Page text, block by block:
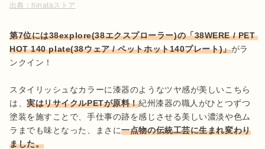
出典： hinataストア
第7位には38explore(38エクスプローラー)の「38WERE / PET
HOT 140 plate(38ウェア / ペットホット140プレート)」がラ
ンクイン！
スタイリッシュなカラーに漆器のようなツヤ感が美しいこちら
は、実はリサイクルPETが原料！紀州漆器の職人がひとつずつ
塗装を施すことで、手仕事の跡を感じさせる美しい濃淡や色ム
ラまでも味となった、まさに一点物の伝統工芸に生まれ変わり
ました。